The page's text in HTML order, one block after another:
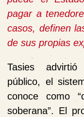
pagar a
casos, definen
de sus propias
Tasies
público, el
conoce como
soberana”. El